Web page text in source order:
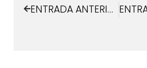
ENTRADA ANTERIOR